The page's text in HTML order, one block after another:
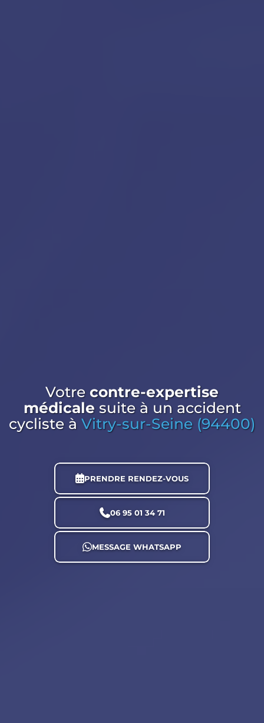
Votre contre-expertise
médicale suite à un accident
cyclisteà Vitry-sur-Seine (94400)
PRENDRE RENDEZ-VOUS
06 95 01 34 71
MESSAGE WHATSAPP